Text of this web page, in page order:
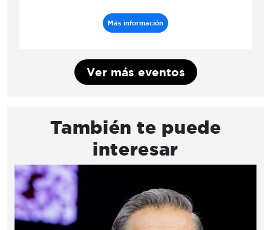
Más información
Ver más eventos
También te puede
interesar